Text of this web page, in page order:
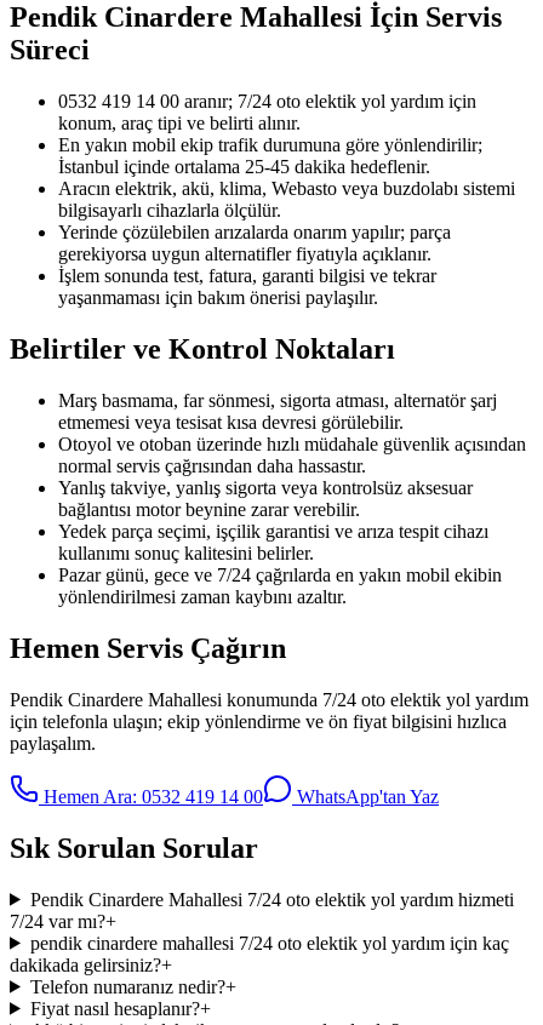
Pendik Cinardere Mahallesi İçin Servis
Süreci
0532 419 14 00 aranır; 7/24 oto elektik yol yardım için
konum, araç tipi ve belirti alınır.
En yakın mobil ekip trafik durumuna göre yönlendirilir;
İstanbul içinde ortalama 25-45 dakika hedeflenir.
Aracın elektrik, akü, klima, Webasto veya buzdolabı sistemi
bilgisayarlı cihazlarla ölçülür.
Yerinde çözülebilen arızalarda onarım yapılır; parça
gerekiyorsa uygun alternatifler fiyatıyla açıklanır.
İşlem sonunda test, fatura, garanti bilgisi ve tekrar
yaşanmaması için bakım önerisi paylaşılır.
Belirtiler ve Kontrol Noktaları
Marş basmama, far sönmesi, sigorta atması, alternatör şarj
etmemesi veya tesisat kısa devresi görülebilir.
Otoyol ve otoban üzerinde hızlı müdahale güvenlik açısından
normal servis çağrısından daha hassastır.
Yanlış takviye, yanlış sigorta veya kontrolsüz aksesuar
bağlantısı motor beynine zarar verebilir.
Yedek parça seçimi, işçilik garantisi ve arıza tespit cihazı
kullanımı sonuç kalitesini belirler.
Pazar günü, gece ve 7/24 çağrılarda en yakın mobil ekibin
yönlendirilmesi zaman kaybını azaltır.
Hemen Servis Çağırın
Pendik Cinardere Mahallesi konumunda 7/24 oto elektik yol yardım
için telefonla ulaşın; ekip yönlendirme ve ön fiyat bilgisini hızlıca
paylaşalım.
Hemen Ara: 0532 419 14 00 WhatsApp'tan Yaz
Sık Sorulan Sorular
Pendik Cinardere Mahallesi 7/24 oto elektik yol yardım hizmeti
7/24 var mı?+
pendik cinardere mahallesi 7/24 oto elektik yol yardım için kaç
dakikada gelirsiniz?+
Telefon numaranız nedir?+
Fiyat nasıl hesaplanır?+